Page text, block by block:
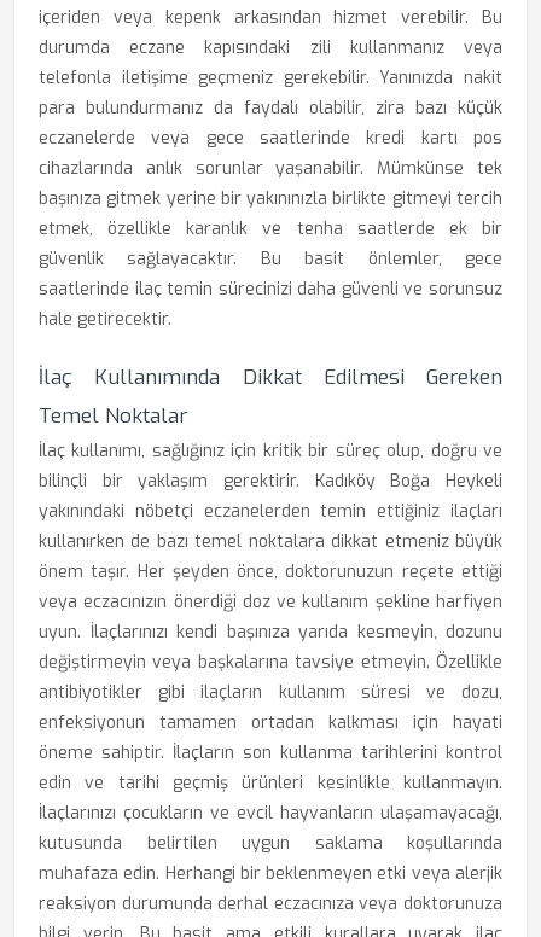
içeriden veya kepenk arkasından hizmet verebilir. Bu
durumda eczane kapısındaki zili kullanmanız veya
telefonla iletişime geçmeniz gerekebilir. Yanınızda nakit
para bulundurmanız da faydalı olabilir, zira bazı küçük
eczanelerde veya gece saatlerinde kredi kartı pos
cihazlarında anlık sorunlar yaşanabilir. Mümkünse tek
başınıza gitmek yerine bir yakınınızla birlikte gitmeyi tercih
etmek, özellikle karanlık ve tenha saatlerde ek bir
güvenlik sağlayacaktır. Bu basit önlemler, gece
saatlerinde ilaç temin sürecinizi daha güvenli ve sorunsuz
hale getirecektir.
İlaç Kullanımında Dikkat Edilmesi Gereken
Temel Noktalar
İlaç kullanımı, sağlığınız için kritik bir süreç olup, doğru ve
bilinçli bir yaklaşım gerektirir. Kadıköy Boğa Heykeli
yakınındaki nöbetçi eczanelerden temin ettiğiniz ilaçları
kullanırken de bazı temel noktalara dikkat etmeniz büyük
önem taşır. Her şeyden önce, doktorunuzun reçete ettiği
veya eczacınızın önerdiği doz ve kullanım şekline harfiyen
uyun. İlaçlarınızı kendi başınıza yarıda kesmeyin, dozunu
değiştirmeyin veya başkalarına tavsiye etmeyin. Özellikle
antibiyotikler gibi ilaçların kullanım süresi ve dozu,
enfeksiyonun tamamen ortadan kalkması için hayati
öneme sahiptir. İlaçların son kullanma tarihlerini kontrol
edin ve tarihi geçmiş ürünleri kesinlikle kullanmayın.
İlaçlarınızı çocukların ve evcil hayvanların ulaşamayacağı,
kutusunda belirtilen uygun saklama koşullarında
muhafaza edin. Herhangi bir beklenmeyen etki veya alerjik
reaksiyon durumunda derhal eczacınıza veya doktorunuza